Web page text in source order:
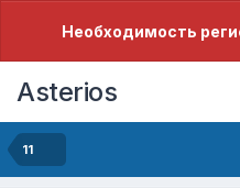
Необходимость
Asterios
11